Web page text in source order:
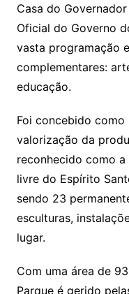
Casa do
Oficial do Governo
vasta programação
complementares:
educação.
Foi concebido
valorização da
reconhecido como
livre do Espírito
sendo 23
esculturas,
lugar.
Com uma área de
Parque é gerido